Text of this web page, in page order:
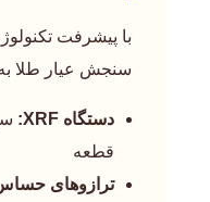
با پیشرفت
سنجش عیار طلا به
دستگاه XRF:
قطعه
ترازوهای